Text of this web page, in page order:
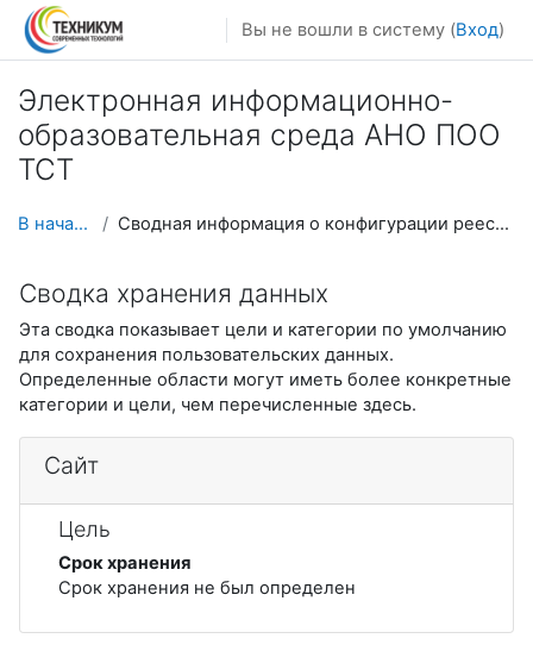
Перейти к основному содержанию
Вы не вошли в систему (Вход)
Электронная информационно-
образовательная среда АНО ПОО
ТСТ
В начало Сводная информация о конфигурации реестра
Сводка хранения данных
Эта сводка показывает цели и категории по умолчанию
для сохранения пользовательских данных.
Определенные области могут иметь более конкретные
категории и цели, чем перечисленные здесь.
Сайт
Цель
Срок хранения
Срок хранения не был определен